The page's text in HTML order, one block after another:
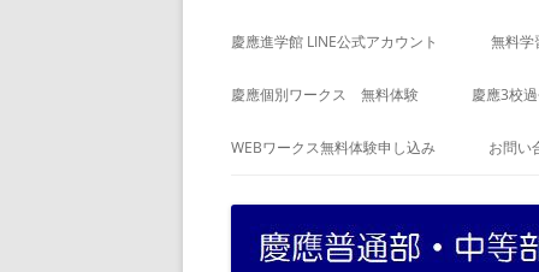
慶應進学館 LINE公式アカウント 無料学
慶應個別ワークス 無料体験 慶應3校
WEBワークス無料体験申し込み お問い